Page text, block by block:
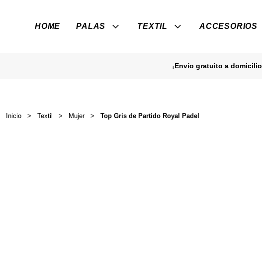
HOME PALAS TEXTIL ACCESORIOS
¡Envío gratuito a domicilio
Inicio > Textil > Mujer > Top Gris de Partido Royal Padel